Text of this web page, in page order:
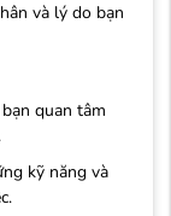
và lý do bạn
quan tâm
kỹ năng và